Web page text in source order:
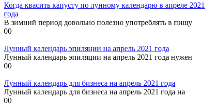
Когда квасить капусту по лунному календарю в апреле 2021
года
В зимний период довольно полезно употреблять в пищу
00
Лунный календарь эпиляции на апрель 2021 года
Лунный календарь эпиляции на апрель 2021 года нужен
00
Лунный календарь для бизнеса на апрель 2021 года
Лунный календарь для бизнеса на апрель 2021 года на
00